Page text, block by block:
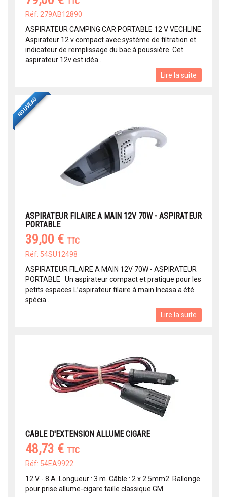
Réf: 279AB12890
ASPIRATEUR CAMPING CAR PORTABLE 12 V VECHLINE
Aspirateur 12 v compact avec système de filtration et
indicateur de remplissage du bac à poussière. Cet
aspirateur 12v est idéa...
Lire la suite
NOUVEAU
ASPIRATEUR FILAIRE A MAIN 12V 70W - ASPIRATEUR
PORTABLE
39,00 € TTC
Réf: 54SU12498
ASPIRATEUR FILAIRE A MAIN 12V 70W - ASPIRATEUR
PORTABLE Un aspirateur compact et pratique pour les
petits espaces L’aspirateur filaire à main Incasa a été
spécia...
Lire la suite
CABLE D'EXTENSION ALLUME CIGARE
48,73 € TTC
Réf: 54EA9922
12 V - 8 A. Longueur : 3 m. Câble : 2 x 2.5mm2. Rallonge
pour prise allume-cigare taille classique GM.